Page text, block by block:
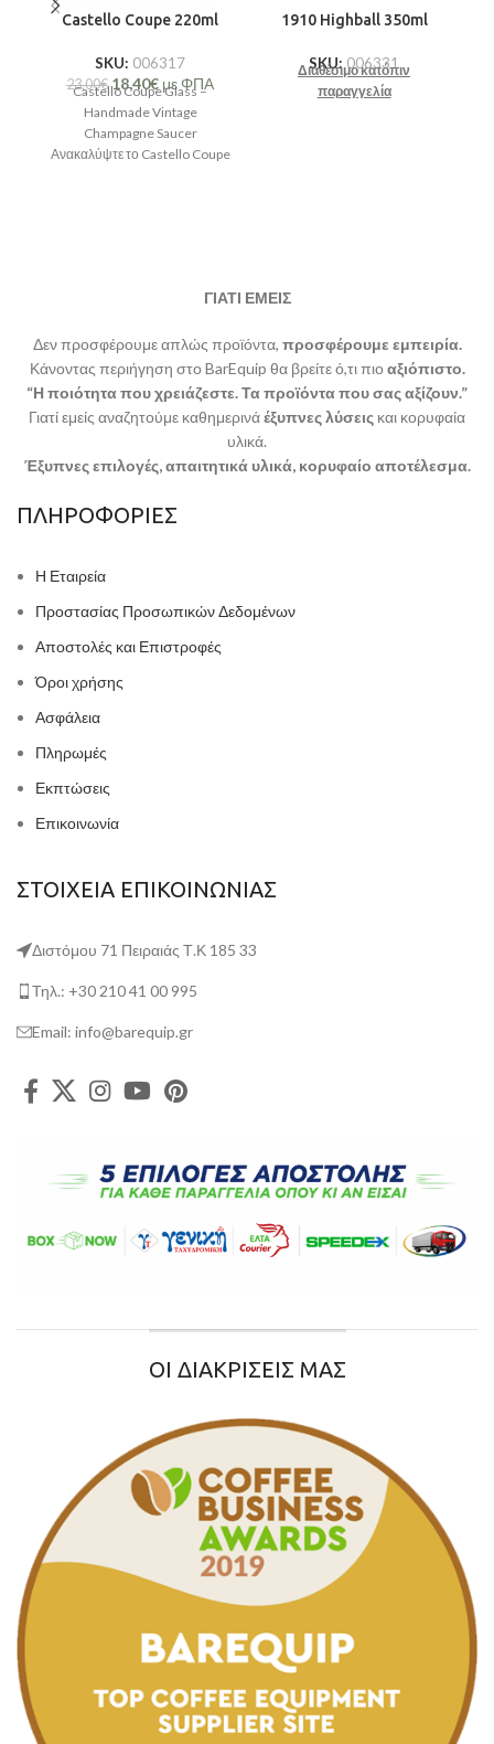
Castello Coupe 220ml
SKU: 006317
23,00€ 18,40€ με ΦΠΑ
Castello Coupe Glass –
Handmade Vintage
Champagne Saucer
Ανακαλύψτε το Castello Coupe
1910 Highball 350ml
SKU:006331
Διαθέσιμο κατόπιν
παραγγελία
ΓΙΑΤΙ ΕΜΕΙΣ
Δεν προσφέρουμε απλώς προϊόντα, προσφέρουμε εμπειρία.
Κάνοντας περιήγηση στο BarEquip θα βρείτε ό,τι πιο αξιόπιστο.
“Η ποιότητα που χρειάζεστε. Τα προϊόντα που σας αξίζουν.”
Γιατί εμείς αναζητούμε καθημερινάέξυπνες λύσεις και κορυφαία
υλικά.
Έξυπνες επιλογές, απαιτητικά υλικά, κορυφαίο αποτέλεσμα.
ΠΛΗΡΟΦΟΡΙΕΣ
Η Εταιρεία
Προστασίας Προσωπικών Δεδομένων
Αποστολές και Επιστροφές
Όροι χρήσης
Ασφάλεια
Πληρωμές
Εκπτώσεις
Επικοινωνία
ΣΤΟΙΧΕΙΑ ΕΠΙΚΟΙΝΩΝΙΑΣ
Διστόμου 71 Πειραιάς Τ.Κ 185 33
Τηλ.: +30 210 41 00 995
Email: info@barequip.gr
ΟΙ ΔΙΑΚΡΙΣΕΙΣ ΜΑΣ